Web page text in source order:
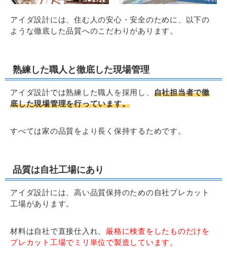
アイダ設計には、住む人の安心・安全のために、以下の
ような徹底した品質へのこだわりがあります。
熟練した職人と徹底した現場管理
アイダ設計では熟練した職人を採用し、 自社担当者で徹
底した現場管理を行っています。
すべては家の品質をより長く保持するためです。
品質は自社工場にあり
アイダ設計には、高い品質保持のための自社プレカット
工場があります。
材料は自社で直接仕入れ、 厳格に検査をしたものだけを
プレカット工場でミリ単位で製造しています。